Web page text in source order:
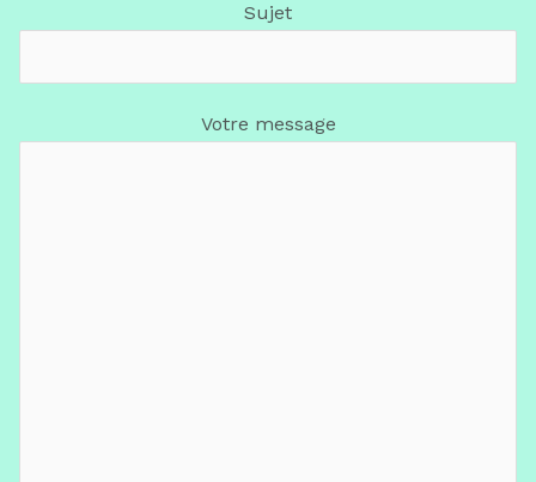
Sujet
Votre message